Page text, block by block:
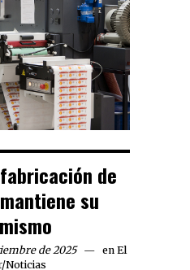
de
su
de 2025 en El
/Noticias